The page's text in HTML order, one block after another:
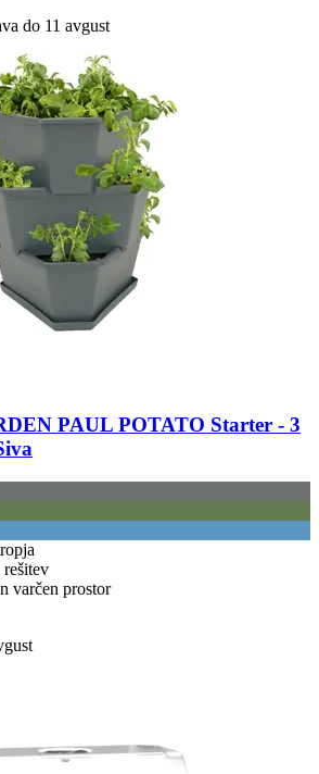
do 11 avgust
PAUL POTATO Starter -​ 3
varčen prostor